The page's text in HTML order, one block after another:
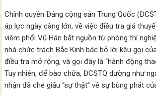
Chính quyền Đảng cộng sản Trung Quốc
áp lực ngày càng lớn, về việc điều tra giả
viêm phổi Vũ Hán bắt nguồn từ phòng thí
nhà chức trách Bắc Kinh bác bỏ lời kêu gọi
điều tra mở rộng, và gọi đây là “hành động
Tuy nhiên, để bào chữa, ĐCSTQ dường như
nhận đã che giấu “sự thật” về sự bùng phát